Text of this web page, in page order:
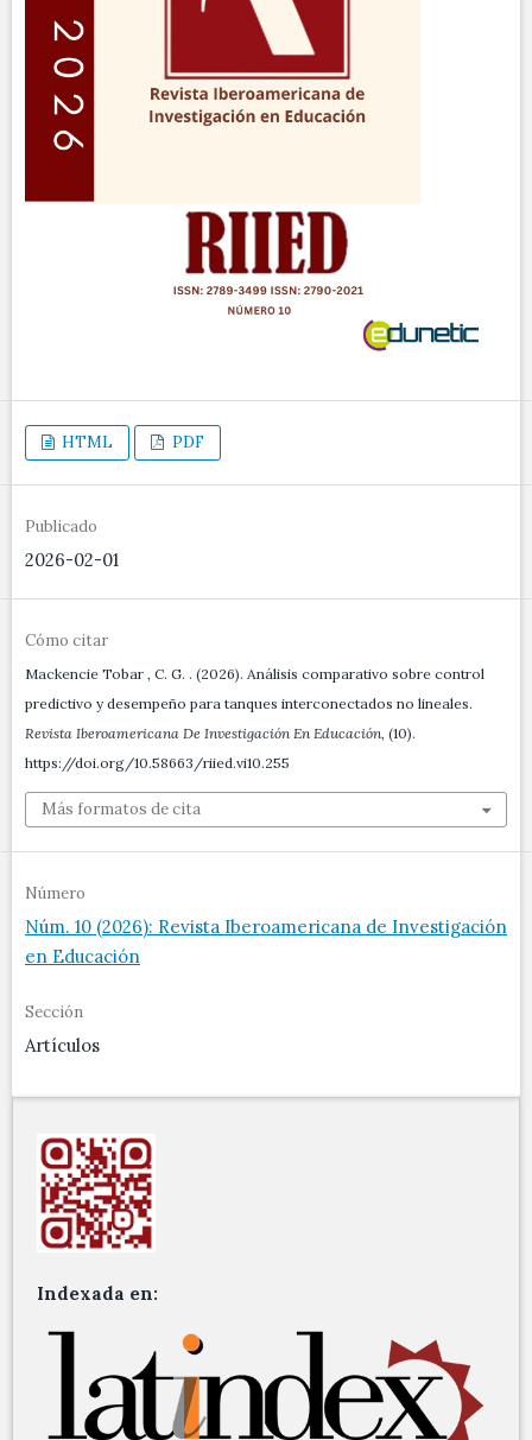
HTML PDF
Publicado
2026-02-01
Cómo citar
Mackencie Tobar , C. G. . (2026). Análisis comparativo sobre control
predictivo y desempeño para tanques interconectados no lineales.
Revista Iberoamericana De Investigación En Educación, (10).
https://doi.org/10.58663/riied.vi10.255
Más formatos de cita
Número
Núm. 10 (2026): Revista Iberoamericana de Investigación
en Educación
Sección
Artículos
Indexada en: